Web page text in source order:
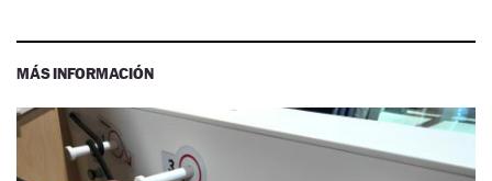
MÁS INFORMACIÓN